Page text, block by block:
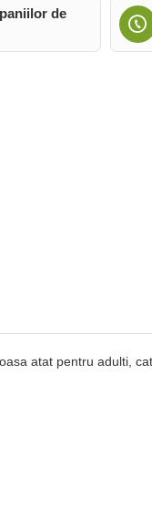
de
atat pentru adulti,